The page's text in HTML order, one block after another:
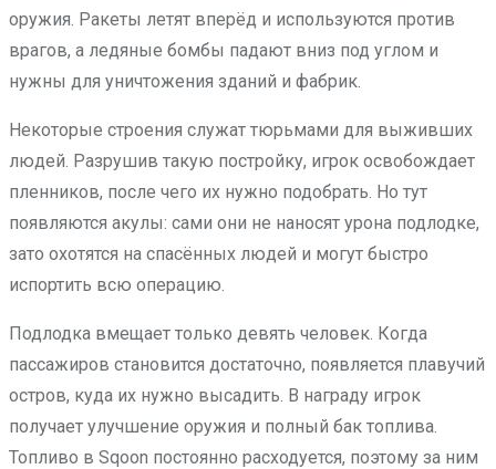
оружия. Ракеты летят вперёд и используются против
врагов, а ледяные бомбы падают вниз под углом и
нужны для уничтожения зданий и фабрик.
Некоторые строения служат тюрьмами для выживших
людей. Разрушив такую постройку, игрок освобождает
пленников, после чего их нужно подобрать. Но тут
появляются акулы: сами они не наносят урона подлодке,
зато охотятся на спасённых людей и могут быстро
испортить всю операцию.
Подлодка вмещает только девять человек. Когда
пассажиров становится достаточно, появляется плавучий
остров, куда их нужно высадить. В награду игрок
получает улучшение оружия и полный бак топлива.
Топливо в Sqoon постоянно расходуется, поэтому за ним